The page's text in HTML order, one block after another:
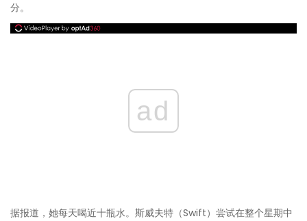
分。
ad
据报道，她每天喝近十瓶水。斯威夫特（Swift）尝试在整个星期中